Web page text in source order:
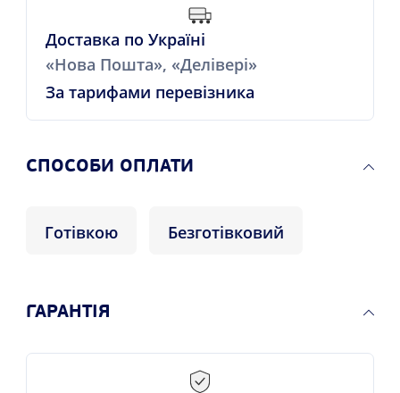
Доставка по Україні
«Нова Пошта», «Делівері»
За тарифами перевізника
СПОСОБИ ОПЛАТИ
Готівкою Безготівковий
ГАРАНТІЯ